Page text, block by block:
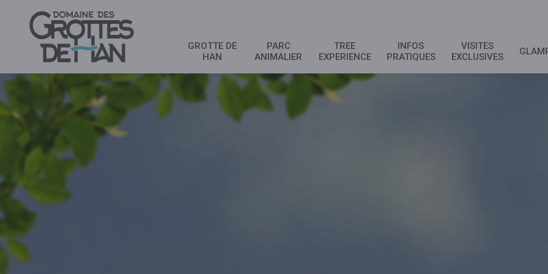
GROTTE DE
HAN
PARC
ANIMALIER
TREE
EXPERIENCE
INFOS
PRATIQUES
VISITES
EXCLUSIVES